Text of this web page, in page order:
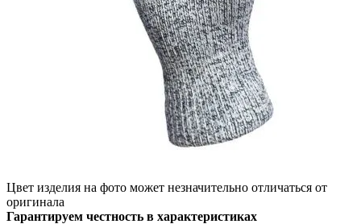
Цвет изделия на фото может незначительно отличаться от
оригинала
Гарантируем честность в характеристиках